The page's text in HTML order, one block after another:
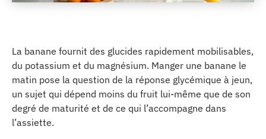
La banane fournit des glucides rapidement mobilisables,
du potassium et du magnésium. Manger une banane le
matin pose la question de la réponse glycémique à jeun,
un sujet qui dépend moins du fruit lui-même que de son
degré de maturité et de ce qui l’accompagne dans
l’assiette.